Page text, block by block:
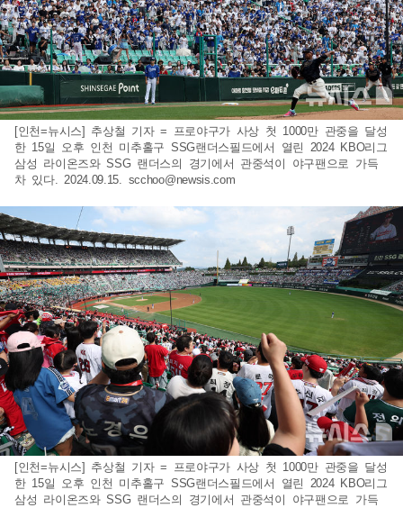
[인천=뉴시스] 추상철 기자 = 프로야구가 사상 첫 1000만 관중을 달성
한 15일 오후 인천 미추홀구 SSG랜더스필드에서 열린 2024 KBO리그
삼성 라이온즈와 SSG 랜더스의 경기에서 관중석이 야구팬으로 가득
차 있다. 2024.09.15. scchoo@newsis.com
[인천=뉴시스] 추상철 기자 = 프로야구가 사상 첫 1000만 관중을 달성
한 15일 오후 인천 미추홀구 SSG랜더스필드에서 열린 2024 KBO리그
삼성 라이온즈와 SSG 랜더스의 경기에서 관중석이 야구팬으로 가득